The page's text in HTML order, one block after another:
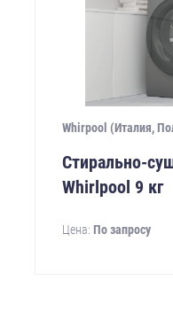
Whirpool (Италия,
Стирально-
Whirlpool 9 кг
Цена: По запросу